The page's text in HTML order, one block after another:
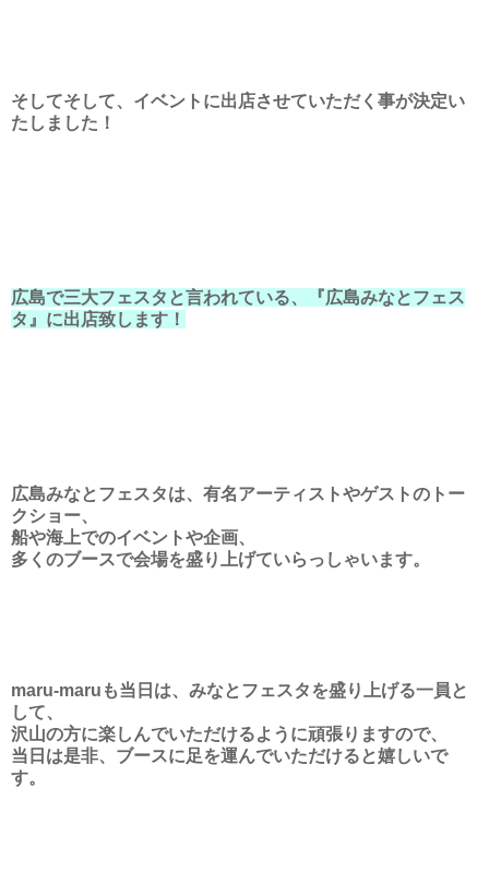
そしてそして、イベントに出店させていただく事が決定い
たしました！
広島で三大フェスタと言われている、『広島みなとフェス
タ』に出店致します！
広島みなとフェスタは、有名アーティストやゲストのトー
クショー、
船や海上でのイベントや企画、
多くのブースで会場を盛り上げていらっしゃいます。
maru-maruも当日は、みなとフェスタを盛り上げる一員と
して、
沢山の方に楽しんでいただけるように頑張りますので、
当日は是非、ブースに足を運んでいただけると嬉しいで
す。